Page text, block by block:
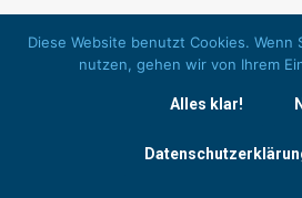
Diese Website benutzt Cookies. Wenn
nutzen, gehen wir von Ihrem
Alles klar!